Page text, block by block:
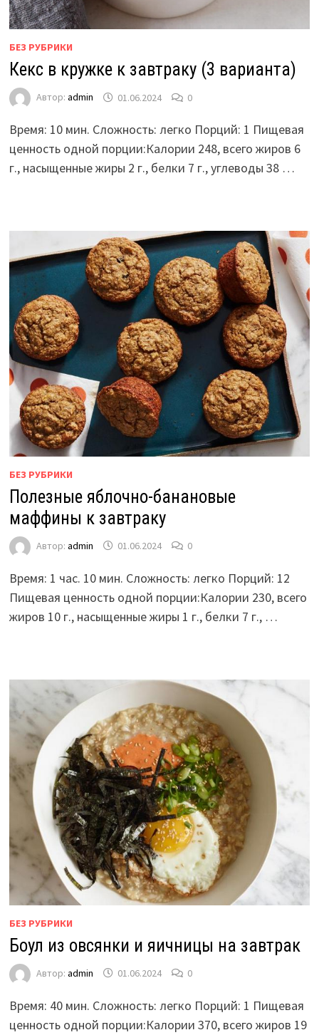
БЕЗ РУБРИКИ
Кекс в кружке к завтраку (3 варианта)
Автор: admin 01.06.2024 0
Время: 10 мин. Сложность: легко Порций: 1 Пищевая
ценность одной порции:Калории 248, всего жиров 6
г., насыщенные жиры 2 г., белки 7 г., углеводы 38 …
БЕЗ РУБРИКИ
Полезные яблочно-банановые
маффины к завтраку
Автор: admin 01.06.2024 0
Время: 1 час. 10 мин. Сложность: легко Порций: 12
Пищевая ценность одной порции:Калории 230, всего
жиров 10 г., насыщенные жиры 1 г., белки 7 г., …
БЕЗ РУБРИКИ
Боул из овсянки и яичницы на завтрак
Автор: admin 01.06.2024 0
Время: 40 мин. Сложность: легко Порций: 1 Пищевая
ценность одной порции:Калории 370, всего жиров 19